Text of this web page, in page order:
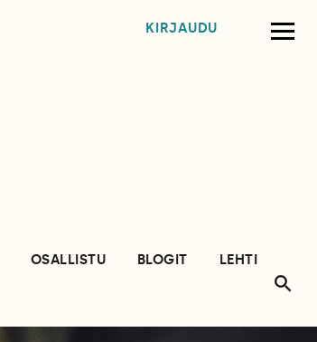
KIRJAUDU
OSALLISTU BLOGIT
LEHTI